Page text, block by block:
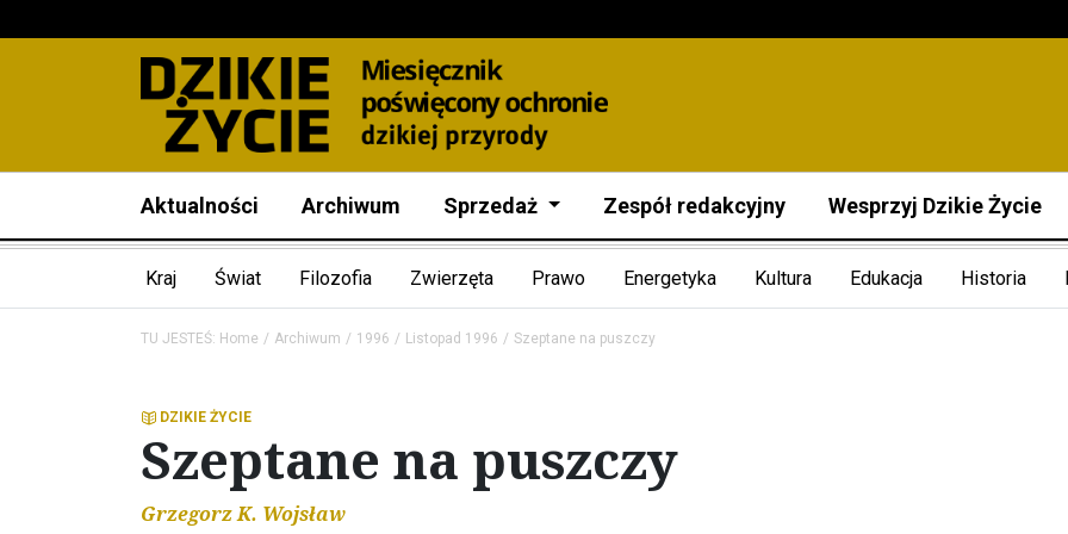
Aktualności Archiwum Sprzedaż Zespół redakcyjny Wesprzyj Dzikie Życie
Kraj Świat Filozofia Zwierzęta Prawo Energetyka Kultura Edukacja Historia
TU JESTEŚ: Home Archiwum 1996 Listopad 1996 Szeptane na puszczy
DZIKIE ŻYCIE
Szeptane na puszczy
Grzegorz K. Wojsław